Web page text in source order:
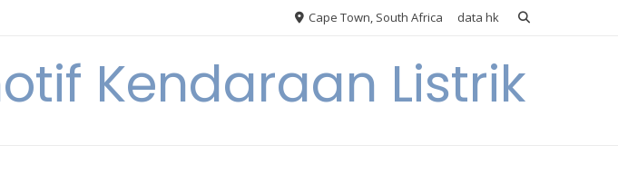
Cape Town, South Africa data hk
Kendaraan Listrik